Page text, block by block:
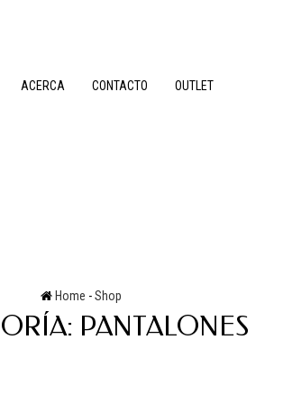
ACERCA CONTACTO OUTLET
Home -Shop
PANTALONES